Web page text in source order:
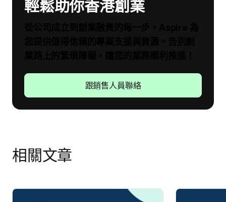
輕鬆助你香港創業
跟銷售人員聯絡
相關文章